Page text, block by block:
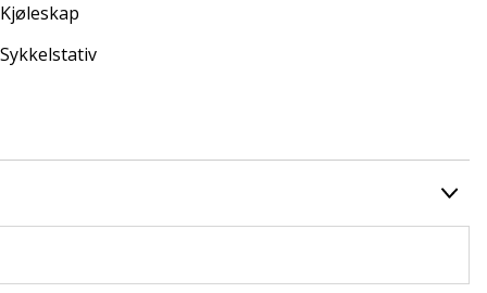
vi trøndelags råeste caravan-verksted, og utfører
Kjøleskap
Sykkelstativ